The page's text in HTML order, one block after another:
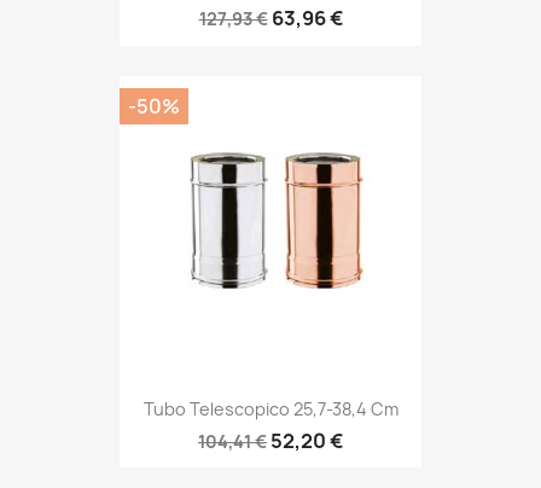
127,93 € 63,96 €
Tubo Telescopico 25,7-38,4 Cm
104,41 € 52,20 €
-50%